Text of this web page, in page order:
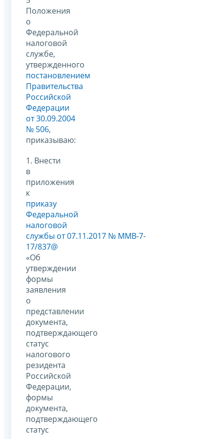
Положения
о
Федеральной
налоговой
службе,
утвержденного
постановлением
Правительства
Российской
Федерации
от 30.09.2004
№ 506,
приказываю:
1. Внести
в
приложения
к
приказу
Федеральной
налоговой
службы от 07.11.2017 № ММВ-7-
17/837@
«Об
утверждении
формы
заявления
о
представлении
документа,
подтверждающего
статус
налогового
резидента
Российской
Федерации,
формы
документа,
подтверждающего
статус